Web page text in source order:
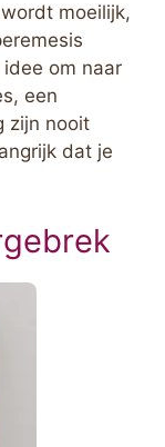
moeilijk,
om naar
een
zijn nooit
dat je